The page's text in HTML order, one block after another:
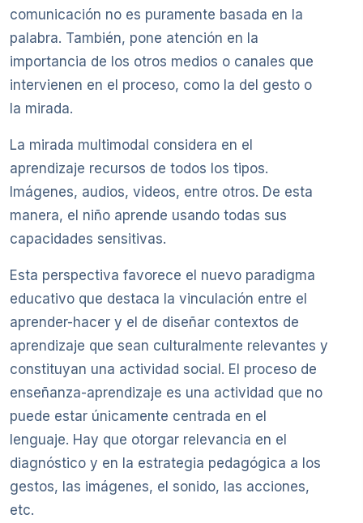
comunicación no es puramente basada en la
palabra. También, pone atención en la
importancia de los otros medios o canales que
intervienen en el proceso, como la del gesto o
la mirada.
La mirada multimodal considera en el
aprendizaje recursos de todos los tipos.
Imágenes, audios, videos, entre otros. De esta
manera, el niño aprende usando todas sus
capacidades sensitivas.
Esta perspectiva favorece el nuevo paradigma
educativo que destaca la vinculación entre el
aprender-hacer y el de diseñar contextos de
aprendizaje que sean culturalmente relevantes y
constituyan una actividad social. El proceso de
enseñanza-aprendizaje es una actividad que no
puede estar únicamente centrada en el
lenguaje. Hay que otorgar relevancia en el
diagnóstico y en la estrategia pedagógica a los
gestos, las imágenes, el sonido, las acciones,
etc.